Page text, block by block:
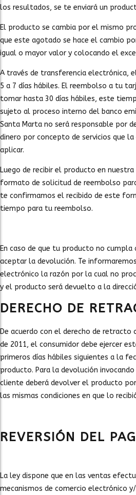
los resultados, se te enviará un
El producto se cambia por el mismo
que este agotado se hace el cambio
igual o mayor valor y colocando el
A través de transferencia electrónica,
5 a 7 días hábiles. El reembolso a tu
tomar hasta 30 días hábiles, este
sujeto al proceso interno del banco
Santa Marta no será responsable por
dinero por concepto de servicios que
aplicar.
Luego de recibir el producto en
formato de solicitud de reembolso
te confirmamos el recibido de este
tiempo para tu reembolso.
En caso de que tu producto no cumpla
aceptar la devolución. Te
electrónico la razón por la cual no
y el producto será devuelto a la
DERECHO DE
De acuerdo con el derecho de retracto
de 2011, el consumidor debe ejercer
primeros días hábiles siguientes a la
producto. Para la devolución
cliente deberá devolver el producto
las mismas condiciones en que lo
REVERSIÓN DEL
La ley dispone que en las ventas
mecanismos de comercio electrónico